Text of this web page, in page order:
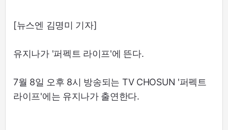
[뉴스엔 김명미 기자]
유지나가 '퍼펙트 라이프'에 뜬다.
7월 8일 오후 8시 방송되는 TV CHOSUN '퍼펙트
라이프'에는 유지나가 출연한다.